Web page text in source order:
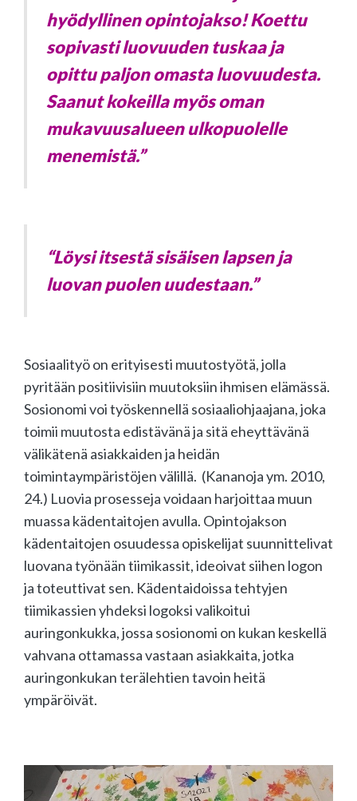
hyödyllinen opintojakso! Koettu
sopivasti luovuuden tuskaa ja
opittu paljon omasta luovuudesta.
Saanut kokeilla myös oman
mukavuusalueen ulkopuolelle
menemistä.”
“Löysi itsestä sisäisen lapsen ja
luovan puolen uudestaan.”
Sosiaalityö on erityisesti muutostyötä, jolla
pyritään positiivisiin muutoksiin ihmisen elämässä.
Sosionomi voi työskennellä sosiaaliohjaajana, joka
toimii muutosta edistävänä ja sitä eheyttävänä
välikätenä asiakkaiden ja heidän
toimintaympäristöjen välillä. (Kananoja ym. 2010,
24.) Luovia prosesseja voidaan harjoittaa muun
muassa kädentaitojen avulla. Opintojakson
kädentaitojen osuudessa opiskelijat suunnittelivat
luovana työnään tiimikassit, ideoivat siihen logon
ja toteuttivat sen. Kädentaidoissa tehtyjen
tiimikassien yhdeksi logoksi valikoitui
auringonkukka, jossa sosionomi on kukan keskellä
vahvana ottamassa vastaan asiakkaita, jotka
auringonkukan terälehtien tavoin heitä
ympäröivät.